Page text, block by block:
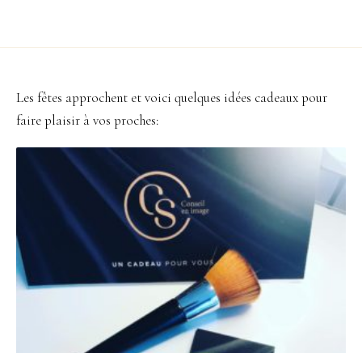
Les fêtes approchent et voici quelques idées cadeaux pour
faire plaisir à vos proches: